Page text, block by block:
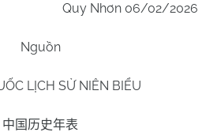
Quy Nhơn 06/02/2026
Nguồn
LỊCH SỬ NIÊN BIỂU
中国历史年表